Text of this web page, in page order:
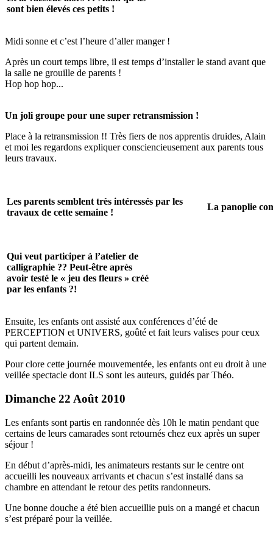
sont bien élevés ces petits !
Midi sonne et c’est l’heure d’aller manger !
Après un court temps libre, il est temps d’installer le stand avant que
la salle ne grouille de parents !
Hop hop hop...
Un joli groupe pour une super retransmission !
Place à la retransmission !! Très fiers de nos apprentis druides, Alain
et moi les regardons expliquer consciencieusement aux parents tous
leurs travaux.
Les parents semblent très intéressés par les
travaux de cette semaine !
La panoplie
Qui veut participer à l’atelier de
calligraphie ?? Peut-être après
avoir testé le « jeu des fleurs » créé
par les enfants ?!
Ensuite, les enfants ont assisté aux conférences d’été de
PERCEPTION et UNIVERS, goûté et fait leurs valises pour ceux
qui partent demain.
Pour clore cette journée mouvementée, les enfants ont eu droit à une
veillée spectacle dont ILS sont les auteurs, guidés par Théo.
Dimanche 22 Août 2010
Les enfants sont partis en randonnée dès 10h le matin pendant que
certains de leurs camarades sont retournés chez eux après un super
séjour !
En début d’après-midi, les animateurs restants sur le centre ont
accueilli les nouveaux arrivants et chacun s’est installé dans sa
chambre en attendant le retour des petits randonneurs.
Une bonne douche a été bien accueillie puis on a mangé et chacun
s’est préparé pour la veillée.